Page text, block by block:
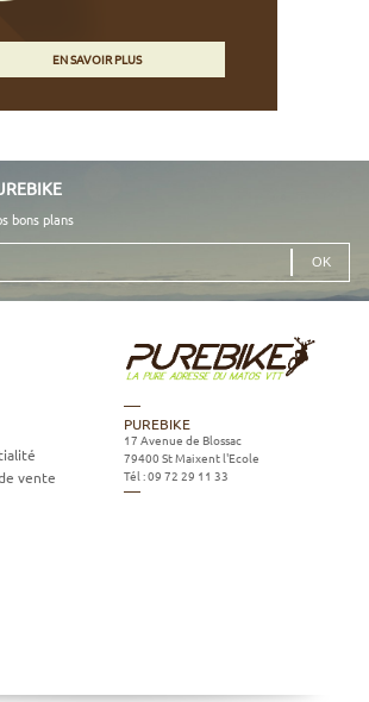
EN SAVOIR PLUS
bons plans
vente
PUREBIKE
17 Avenue de Blossac
79400 St Maixent l'Ecole
Tél :09 72 29 11 33